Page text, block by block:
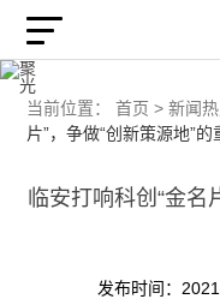
当前位置： 首页 > 新闻
片”，争做“创新策源地”的
临安打响科创“金名
发布时间：